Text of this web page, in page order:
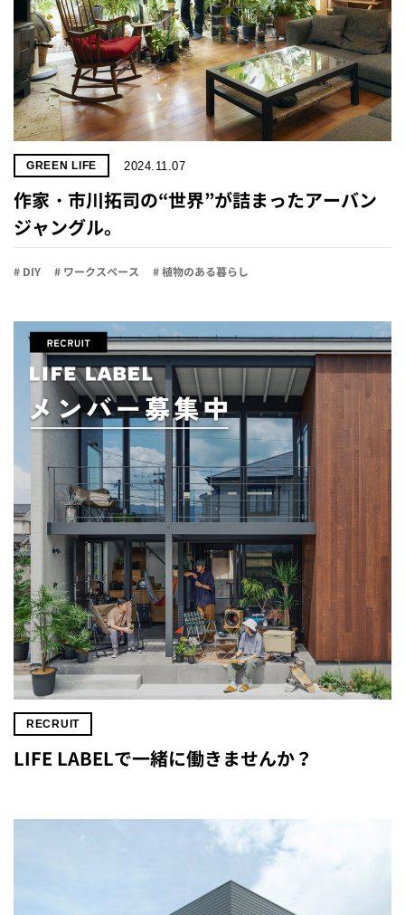
GREEN LIFE 2024.11.07
作家・市川拓司の“世界”が詰まったアーバン
ジャングル。
# DIY # ワークスペース # 植物のある暮らし
RECRUIT
LIFE LABELで一緒に働きませんか？